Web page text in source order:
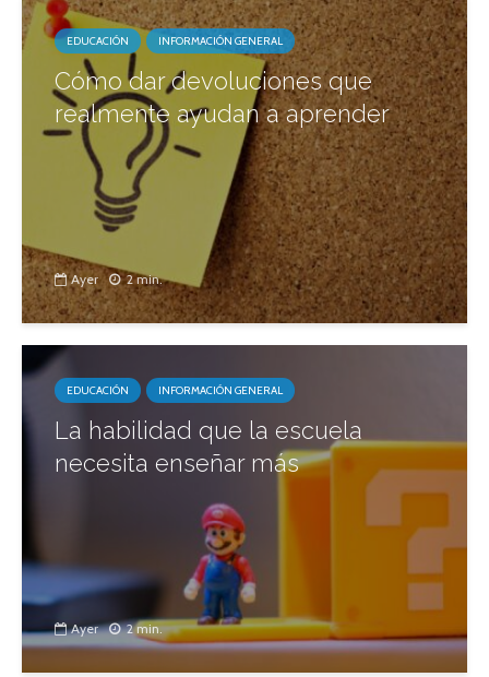
EDUCACIÓN INFORMACIÓN GENERAL
Cómo dar devoluciones que
realmente ayudan a aprender
Ayer 2 min.
EDUCACIÓN INFORMACIÓN GENERAL
La habilidad que la escuela
necesita enseñar más
Ayer 2 min.